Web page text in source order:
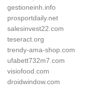
gestioneinh.info
prosportdaily.net
salesinvest22.com
teseract.org
trendy-ama-shop.com
ufabett732m7.com
visiofood.com
droidwindow.com